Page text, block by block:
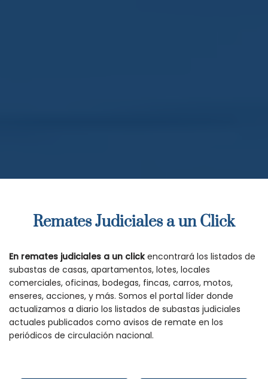
Remates Judiciales a un Click
En remates judiciales a un clickencontrará los listados de
subastas de casas, apartamentos, lotes, locales
comerciales, oficinas, bodegas, fincas, carros, motos,
enseres, acciones, y más. Somos el portal líder donde
actualizamos a diario los listados de subastas judiciales
actuales publicados como avisos de remate en los
periódicos de circulación nacional.